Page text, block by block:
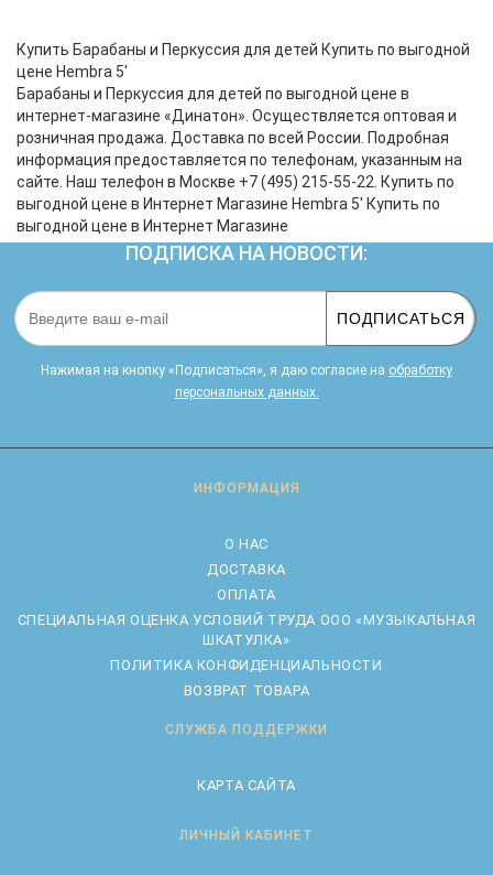
мембрану из кожи, бонго оснащены стальной
фурнитурой и имеют специальные нес..
Купить Барабаны и Перкуссия для детей Купить по выгодной
цене Hembra 5'
Барабаны и Перкуссия для детей по выгодной цене в
интернет-магазине «Динатон». Осуществляется оптовая и
розничная продажа. Доставка по всей России. Подробная
информация предоставляется по телефонам, указанным на
сайте. Наш телефон в Москве +7 (495) 215-55-22. Купить по
выгодной цене в Интернет Магазине Hembra 5' Купить по
выгодной цене в Интернет Магазине
ПОДПИСКА НА НОВОСТИ:
ПОДПИСАТЬСЯ
Нажимая на кнопку «Подписаться», я даю cогласие на обработку
персональных данных.
ИНФОРМАЦИЯ
О НАС
ДОСТАВКА
ОПЛАТА
CПЕЦИАЛЬНАЯ ОЦЕНКА УСЛОВИЙ ТРУДА ООО «МУЗЫКАЛЬНАЯ
ШКАТУЛКА»
ПОЛИТИКА КОНФИДЕНЦИАЛЬНОСТИ
ВОЗВРАТ ТОВАРА
СЛУЖБА ПОДДЕРЖКИ
КАРТА САЙТА
ЛИЧНЫЙ КАБИНЕТ